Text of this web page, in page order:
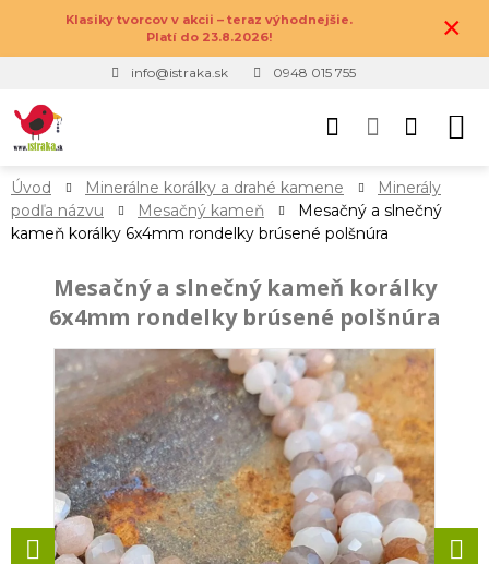
Klasiky tvorcov v akcii – teraz výhodnejšie.
Platí do 23.8.2026!
×
info@istraka.sk 0948 015 755
Úvod Minerálne korálky a drahé kamene
Minerály
podľa názvu
Mesačný kameň
Mesačný a slnečný
kameň korálky 6x4mm rondelky brúsené polšnúra
Mesačný a slnečný kameň korálky
6x4mm rondelky brúsené polšnúra